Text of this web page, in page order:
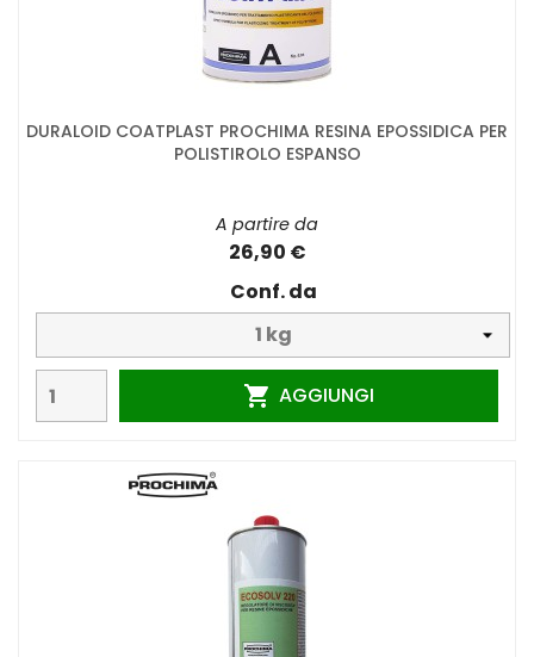
DURALOID COATPLAST PROCHIMA RESINA EPOSSIDICA PER
POLISTIROLO ESPANSO
A partire da
26,90 €
Conf. da
 AGGIUNGI